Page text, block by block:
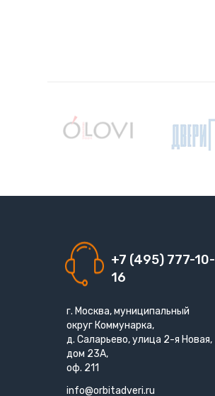
+7 (495) 777-10-
16
г. Москва, муниципальный
округ Коммунарка,
д. Саларьево, улица 2-я Новая,
дом 23А,
оф. 211
info@orbitadveri.ru